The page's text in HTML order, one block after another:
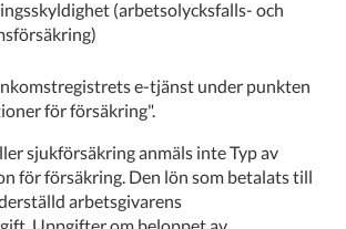
(arbetsolycksfalls- och
e-tjänst under punkten
för försäkring".
sjukförsäkring anmäls inte Typ av
för försäkring. Den lön som betalats till
arbetsgivarens